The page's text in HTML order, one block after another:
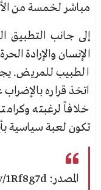
مباشر لخمسة من
إلى جانب التطبيق
الإنسان والإرادة
الطبيب للمريض.
اتخذ قراره
خلافاً لرغبته
تكون لعبة سياسية
المصدر: http://bit.ly/1Rf8g7d